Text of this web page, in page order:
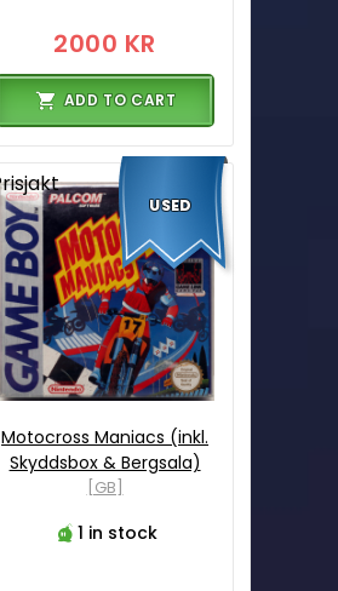
2000 KR
ADD TO CART
Motocross Maniacs (inkl.
Skyddsbox & Bergsala)
[GB]
1 in stock
USED